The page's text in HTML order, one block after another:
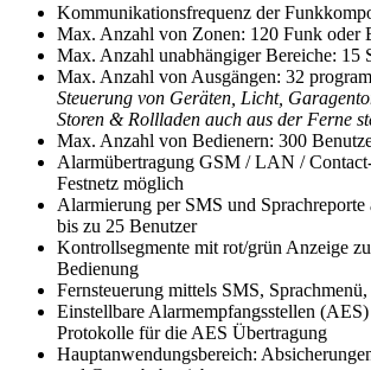
Kommunikationsfrequenz der
Max. Anzahl von Zonen: 120 Funk oder
Max. Anzahl unabhängiger Bereiche: 15
Max. Anzahl von Ausgängen: 32
Steuerung von Geräten, Licht,
Storen & Rollladen auch aus der Ferne
Max. Anzahl von Bedienern: 300
Alarmübertragung GSM / LAN /
Festnetz möglich
Alarmierung per SMS und Sprachreporte
bis zu 25 Benutzer
Kontrollsegmente mit rot/grün Anzeige
Bedienung
Fernsteuerung mittels SMS,
Einstellbare Alarmempfangsstellen
Protokolle für die AES Übertragung
Hauptanwendungsbereich: